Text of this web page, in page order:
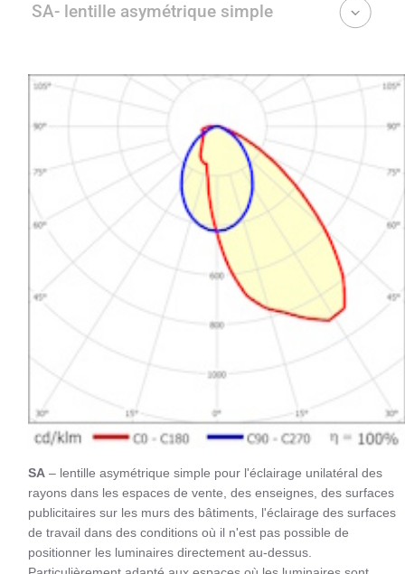
SA- lentille asymétrique simple
SA – lentille asymétrique simple pour l'éclairage unilatéral des
rayons dans les espaces de vente, des enseignes, des surfaces
publicitaires sur les murs des bâtiments, l'éclairage des surfaces
de travail dans des conditions où il n'est pas possible de
positionner les luminaires directement au-dessus.